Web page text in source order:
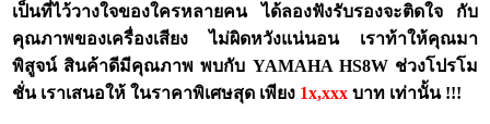
เป็นที่ไว้วางใจของใครหลายคน ได้ลองฟังรับรองจะติดใจ กับ
คุณภาพของเครื่องเสียง ไม่ผิดหวังแน่นอน เราท้าให้คุณมา
พิสูจน์ สินค้าดีมีคุณภาพ พบกับ YAMAHA HS8W ช่วงโปรโม
ชั่น เราเสนอให้ ในราคาพิเศษสุด เพียง 1x,xxxบาท เท่านั้น !!!